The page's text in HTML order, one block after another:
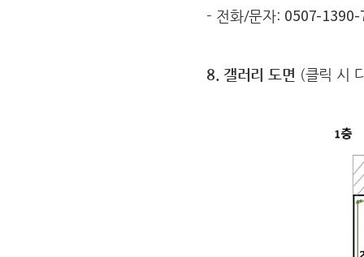
- 전화/문자: 0507-1390-
8. 갤러리 도면 (클릭 시